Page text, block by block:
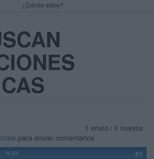
¿Dónde estoy?
1 envío / 0 nuevos
para enviar comentarios
16:52 #1